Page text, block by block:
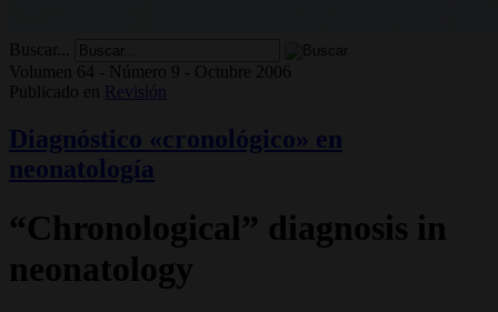
Buscar...
Volumen 64 - Número 9 - Octubre 2006
Publicado en
Revisión
Diagnóstico «cronológico» en
neonatología
“Chronological” diagnosis in
neonatology